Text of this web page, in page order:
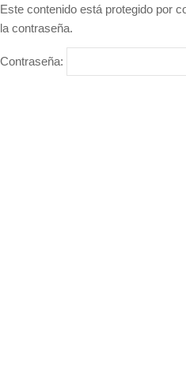
Este contenido está protegido por
la contraseña.
Contraseña: